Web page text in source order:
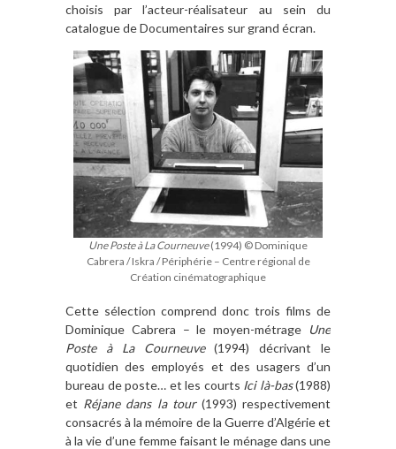
choisis par l’acteur-réalisateur au sein du
catalogue de Documentaires sur grand écran.
Une Poste à La Courneuve(1994) © Dominique
Cabrera / Iskra / Périphérie – Centre régional de
Création cinématographique
Cette sélection comprend donc trois films de
Dominique Cabrera – le moyen-métrage Une
Poste à La Courneuve(1994) décrivant le
quotidien des employés et des usagers d’un
bureau de poste… et les courts Ici là-bas(1988)
et Réjane dans la tour(1993) respectivement
consacrés à la mémoire de la Guerre d’Algérie et
à la vie d’une femme faisant le ménage dans une